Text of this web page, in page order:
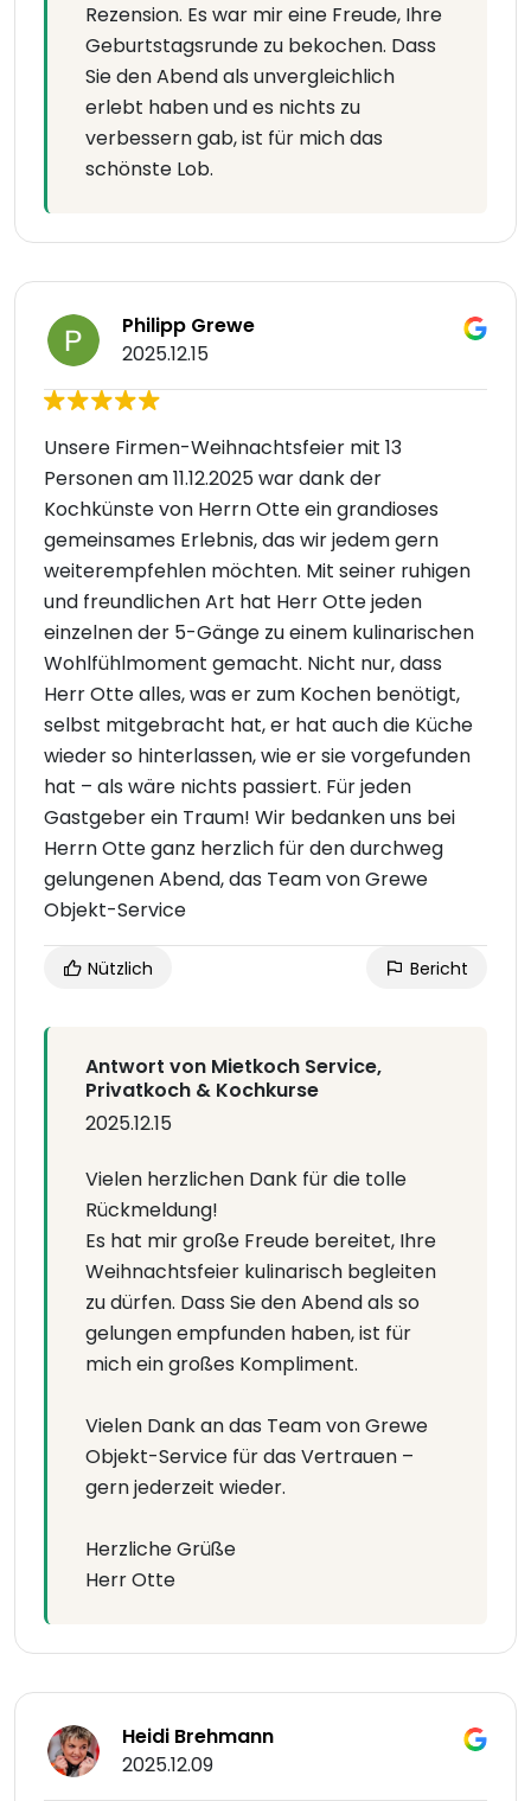
Rezension. Es war mir eine Freude, Ihre
Geburtstagsrunde zu bekochen. Dass
Sie den Abend als unvergleichlich
erlebt haben und es nichts zu
verbessern gab, ist für mich das
schönste Lob.
Philipp Grewe
2025.12.15
Unsere Firmen-Weihnachtsfeier mit 13
Personen am 11.12.2025 war dank der
Kochkünste von Herrn Otte ein grandioses
gemeinsames Erlebnis, das wir jedem gern
weiterempfehlen möchten. Mit seiner ruhigen
und freundlichen Art hat Herr Otte jeden
einzelnen der 5-Gänge zu einem kulinarischen
Wohlfühlmoment gemacht. Nicht nur, dass
Herr Otte alles, was er zum Kochen benötigt,
selbst mitgebracht hat, er hat auch die Küche
wieder so hinterlassen, wie er sie vorgefunden
hat – als wäre nichts passiert. Für jeden
Gastgeber ein Traum! Wir bedanken uns bei
Herrn Otte ganz herzlich für den durchweg
gelungenen Abend, das Team von Grewe
Objekt-Service
Nützlich Bericht
Antwort von Mietkoch Service,
Privatkoch & Kochkurse
2025.12.15
Vielen herzlichen Dank für die tolle
Rückmeldung!
Es hat mir große Freude bereitet, Ihre
Weihnachtsfeier kulinarisch begleiten
zu dürfen. Dass Sie den Abend als so
gelungen empfunden haben, ist für
mich ein großes Kompliment.
Vielen Dank an das Team von Grewe
Objekt-Service für das Vertrauen –
gern jederzeit wieder.
Herzliche Grüße
Herr Otte
Heidi Brehmann
2025.12.09